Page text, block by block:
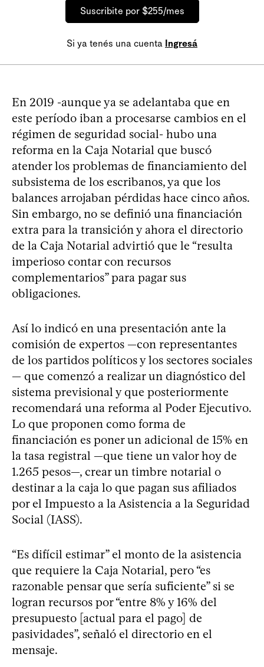
Suscribite por $255/mes
Si ya tenés una cuenta Ingresá
En 2019 -aunque ya se adelantaba que en
este período iban a procesarse cambios en el
régimen de seguridad social- hubo una
reforma en la Caja Notarial que buscó
atender los problemas de financiamiento del
subsistema de los escribanos, ya que los
balances arrojaban pérdidas hace cinco años.
Sin embargo, no se definió una financiación
extra para la transición y ahora el directorio
de la Caja Notarial advirtió que le “resulta
imperioso contar con recursos
complementarios” para pagar sus
obligaciones.
Así lo indicó en una presentación ante la
comisión de expertos —con representantes
de los partidos políticos y los sectores sociales
— que comenzó a realizar un diagnóstico del
sistema previsional y que posteriormente
recomendará una reforma al Poder Ejecutivo.
Lo que proponen como forma de
financiación es poner un adicional de 15% en
la tasa registral —que tiene un valor hoy de
1.265 pesos—, crear un timbre notarial o
destinar a la caja lo que pagan sus afiliados
por el Impuesto a la Asistencia a la Seguridad
Social (IASS).
“Es difícil estimar” el monto de la asistencia
que requiere la Caja Notarial, pero “es
razonable pensar que sería suficiente” si se
logran recursos por “entre 8% y 16% del
presupuesto [actual para el pago] de
pasividades”, señaló el directorio en el
mensaje.